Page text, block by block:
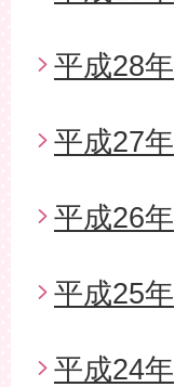
平成28年
平成27年
平成26年
平成25年
平成24年